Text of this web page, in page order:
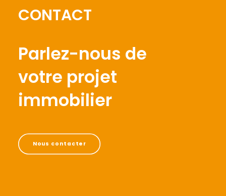
CONTACT
Parlez-nous de
votre projet
immobilier
Nous contacter